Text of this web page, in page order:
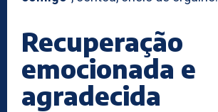
Recuperação
emocionada e
agradecida